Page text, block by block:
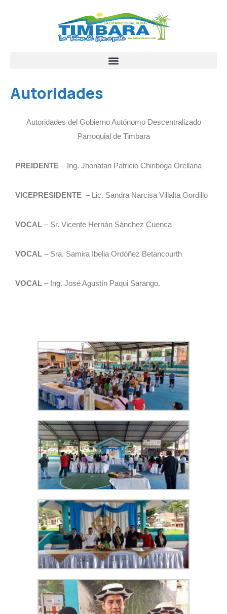
Autoridades
Autoridades del Gobierno Autónomo Descentralizado
Parroquial de Timbara
PREIDENTE – Ing. Jhonatan Patricio Chiriboga Orellana
VICEPRESIDENTE – Lic. Sandra Narcisa Villalta Gordillo
VOCAL – Sr. Vicente Hernán Sánchez Cuenca
VOCAL – Sra. Samira Ibelia Ordóñez Betancourth
VOCAL – Ing. José Agustín Paqui Sarango.